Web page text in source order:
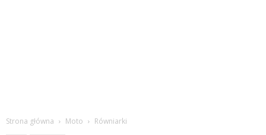
Strona główna Moto Równiarki